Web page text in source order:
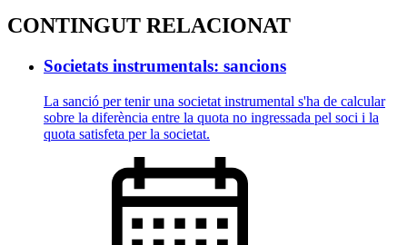
CONTINGUT RELACIONAT
Societats instrumentals: sancions
La sanció per tenir una societat instrumental s'ha de calcular
sobre la diferència entre la quota no ingressada pel soci i la
quota satisfeta per la societat.